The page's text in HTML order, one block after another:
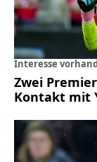
Interesse
Zwei
Kontakt mit